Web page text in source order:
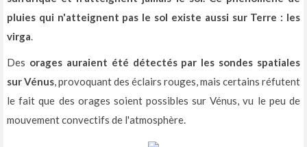
pluies qui n'atteignent pas le sol existe aussi sur Terre : les
virga.
Des orages auraient été détectés par les sondes spatiales
sur Vénus, provoquant des éclairs rouges, mais certains réfutent
le fait que des orages soient possibles sur Vénus, vu le peu de
mouvement convectifs de l'atmosphère.